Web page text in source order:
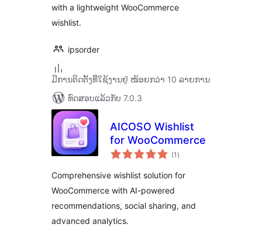
with a lightweight WooCommerce
wishlist.
ipsorder
ມີການຕິດຕັ້ງທີ່ໃຊ້ງານຢູ່ ໜ້ອຍກວ່າ 10 ລາຍການ
ທົດສອບແລ້ວກັບ 7.0.3
AICOSO Wishlist
for WooCommerce
(1 ຄະແນນ
ທັງໝົດ
)
Comprehensive wishlist solution for
WooCommerce with AI-powered
recommendations, social sharing, and
advanced analytics.